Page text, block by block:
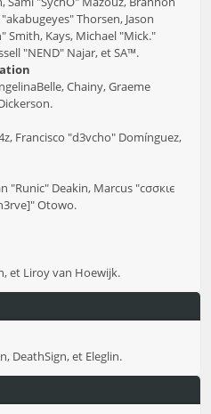
Thorsen, Jason
Smith, Kays, Michael "Mick."
"NEND" Najar, et SA™.
Chainy, Graeme
Francisco "d3vcho" Domínguez,
"Runic" Deakin, Marcus "cσσкιє
Otowo.
et Liroy van Hoewijk.
DeathSign, et Eleglin.